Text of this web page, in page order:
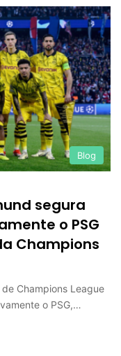
Blog
segura
o PSG
Champions
Champions League
o PSG,…